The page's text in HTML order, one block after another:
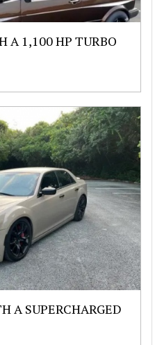
A 1,100 HP TURBO
A SUPERCHARGED